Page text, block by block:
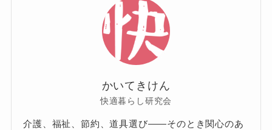
かいてきけん
快適暮らし研究会
介護、福祉、節約、道具選び——そのとき関心のあ